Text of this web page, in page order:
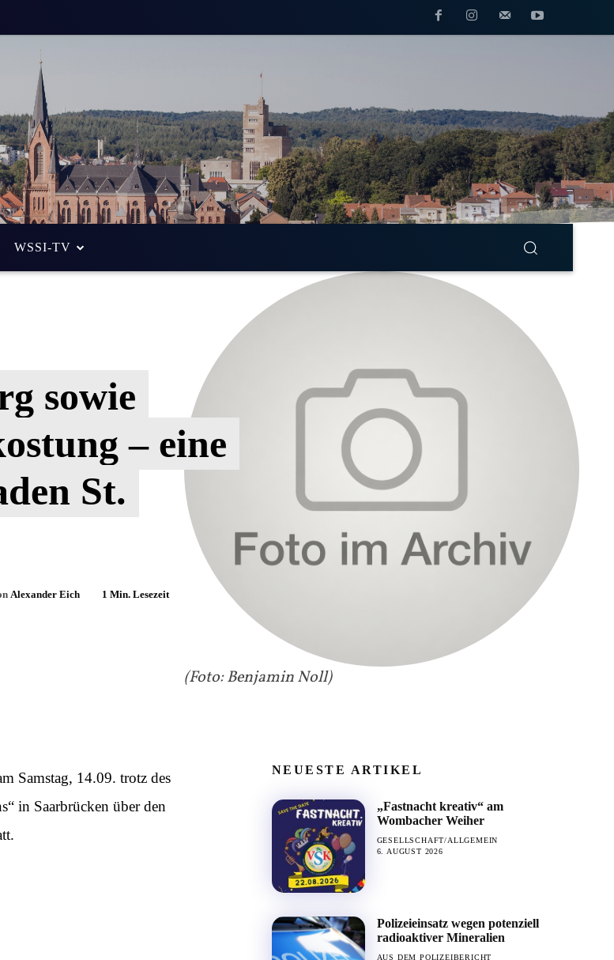
WSSI-TV
(Foto: Benjamin Noll)
sowie
– eine
St.
Alexander Eich 1 Min. Lesezeit
Samstag, 14.09. trotz des
in Saarbrücken über den
NEUESTE ARTIKEL
„Fastnacht kreativ“ am
Wombacher Weiher
GESELLSCHAFT/ALLGEMEIN
6. AUGUST 2026
Polizeieinsatz wegen potenziell
radioaktiver Mineralien
AUS DEM POLIZEIBERICHT